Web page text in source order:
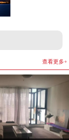
查看更多+